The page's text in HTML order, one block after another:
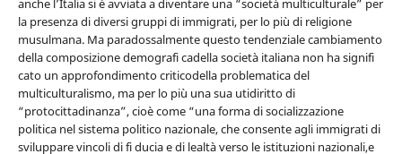
anche lʼItalia si è avviata a diventare una “società multiculturale” per
la presenza di diversi gruppi di immigrati, per lo più di religione
musulmana. Ma paradossalmente questo tendenziale cambiamento
della composizione demografi cadella società italiana non ha signifi
cato un approfondimento criticodella problematica del
multiculturalismo, ma per lo più una sua utidiritto di
“protocittadinanza”, cioè come “una forma di socializzazione
politica nel sistema politico nazionale, che consente agli immigrati di
sviluppare vincoli di fi ducia e di lealtà verso le istituzioni nazionali,e